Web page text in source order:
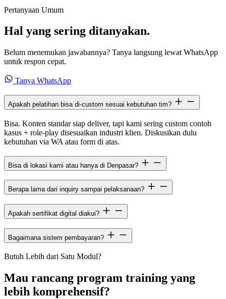
Pertanyaan Umum
Hal yang sering ditanyakan.
Belum menemukan jawabannya? Tanya langsung lewat WhatsApp
untuk respon cepat.
Tanya WhatsApp
Apakah pelatihan bisa di-custom sesuai kebutuhan tim?
Bisa. Konten standar siap deliver, tapi kami sering custom contoh
kasus + role-play disesuaikan industri klien. Diskusikan dulu
kebutuhan via WA atau form di atas.
Bisa di lokasi kami atau hanya di Denpasar?
Berapa lama dari inquiry sampai pelaksanaan?
Apakah sertifikat digital diakui?
Bagaimana sistem pembayaran?
Butuh Lebih dari Satu Modul?
Mau rancang program training yang
lebih komprehensif?